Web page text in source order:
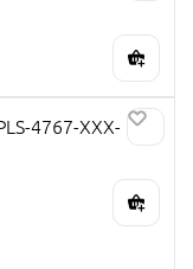
4767-XXX-